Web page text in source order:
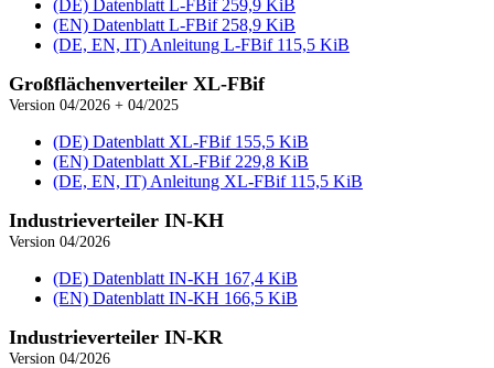
(DE) Datenblatt L‑FBif 259,9 KiB
(EN) Datenblatt L‑FBif 258,9 KiB
(DE, EN, IT) Anleitung L‑FBif 115,5 KiB
Groß­flächen­verteiler XL‑FBif
Version 04/2026 + 04/2025
(DE) Datenblatt XL‑FBif 155,5 KiB
(EN) Datenblatt XL‑FBif 229,8 KiB
(DE, EN, IT) Anleitung XL‑FBif 115,5 KiB
Industrie­verteiler IN‑KH
Version 04/2026
(DE) Datenblatt IN‑KH 167,4 KiB
(EN) Datenblatt IN‑KH 166,5 KiB
Industrie­verteiler IN‑KR
Version 04/2026